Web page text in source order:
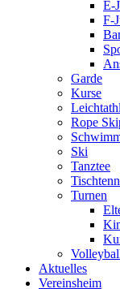
E-
F-
Garde
Kurse
Rope
Ski
Tanztee
Turnen
Aktuelles
Vereinsheim